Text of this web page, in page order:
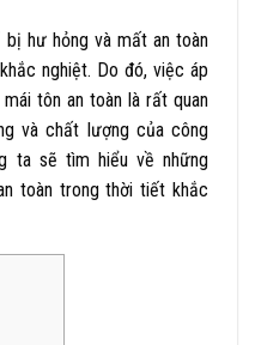
hư hỏng và mất an toàn
nghiệt. Do đó, việc áp
tôn an toàn là rất quan
và chất lượng của công
ta sẽ tìm hiểu về những
toàn trong thời tiết khắc